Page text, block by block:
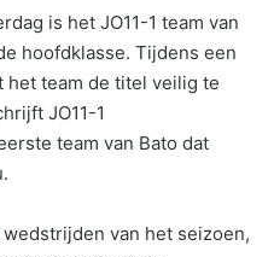
is het JO11-1 team van
hoofdklasse. Tijdens een
team de titel veilig te
JO11-1
team van Bato dat
van het seizoen,